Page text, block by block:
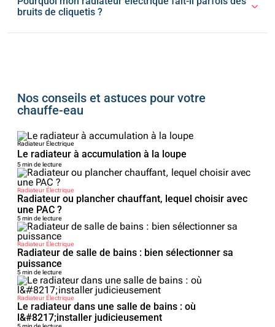
bruits de cliquetis ?
Nos conseils et astuces pour votre
chauffe-eau
Radiateur Électrique
Le radiateur à accumulation à la loupe
5 min de lecture
Radiateur Électrique
Radiateur ou plancher chauffant, lequel choisir avec
une PAC ?
5 min de lecture
Radiateur Électrique
Radiateur de salle de bains : bien sélectionner sa
puissance
5 min de lecture
Radiateur Électrique
Le radiateur dans une salle de bains : où
l&#8217;installer judicieusement